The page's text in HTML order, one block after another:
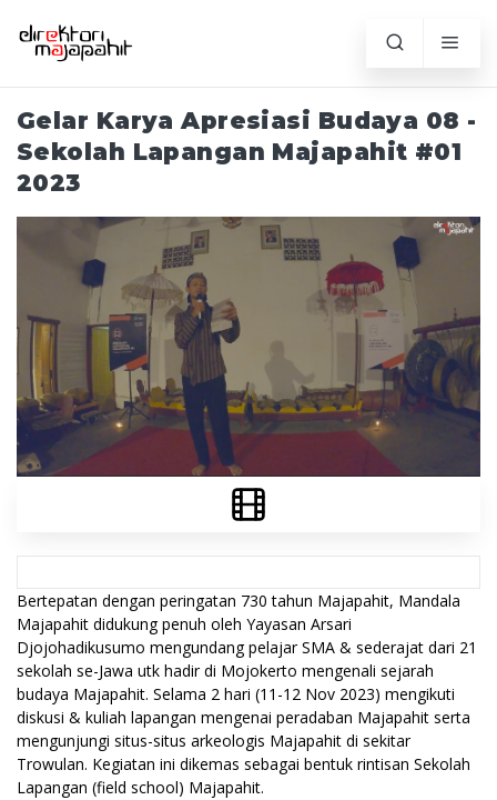
Gelar Karya Apresiasi Budaya 08 -
Sekolah Lapangan Majapahit #01
2023
Bertepatan dengan peringatan 730 tahun Majapahit, Mandala
Majapahit didukung penuh oleh Yayasan Arsari
Djojohadikusumo mengundang pelajar SMA & sederajat dari 21
sekolah se-Jawa utk hadir di Mojokerto mengenali sejarah
budaya Majapahit. Selama 2 hari (11-12 Nov 2023) mengikuti
diskusi & kuliah lapangan mengenai peradaban Majapahit serta
mengunjungi situs-situs arkeologis Majapahit di sekitar
Trowulan. Kegiatan ini dikemas sebagai bentuk rintisan Sekolah
Lapangan (field school) Majapahit.